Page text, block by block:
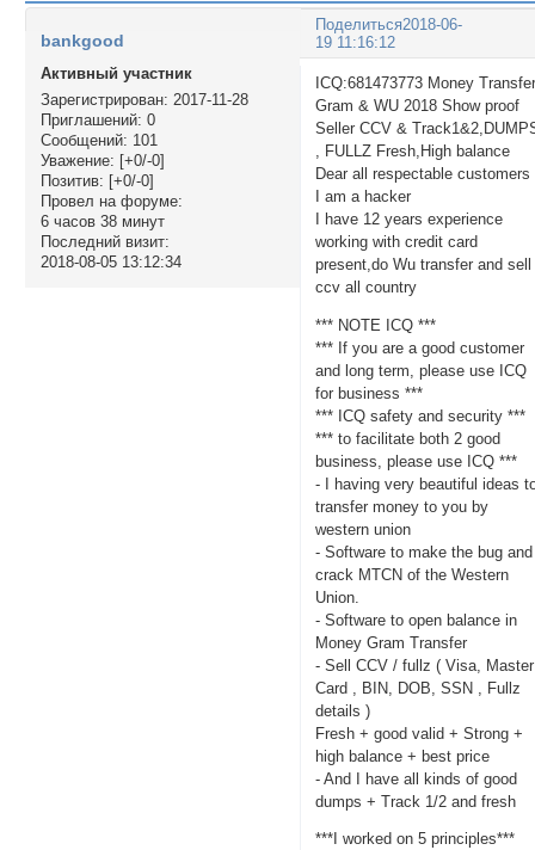
Поделиться2018-06-
19 11:16:12
bankgood
Активный участник
Зарегистрирован: 2017-11-28
Приглашений: 0
Сообщений: 101
Уважение: [+0/-0]
Позитив: [+0/-0]
Провел на форуме:
6 часов 38 минут
Последний визит:
2018-08-05 13:12:34
ICQ:681473773 Money
Gram & WU 2018 Show proof
Seller CCV &
, FULLZ Fresh,High balance
Dear all respectable customers
I am a hacker
I have 12 years experience
working with credit card
present,do Wu transfer and sell
ccv all country
*** NOTE ICQ ***
*** If you are a good customer
and long term, please use ICQ
for business ***
*** ICQ safety and security ***
*** to facilitate both 2 good
business, please use ICQ ***
- I having very beautiful ideas
transfer money to you by
western union
- Software to make the bug and
crack MTCN of the Western
Union.
- Software to open balance in
Money Gram Transfer
- Sell CCV / fullz ( Visa, Master
Card , BIN, DOB, SSN , Fullz
details )
Fresh + good valid + Strong +
high balance + best price
- And I have all kinds of good
dumps + Track 1/2 and fresh
***I worked on 5 principles***